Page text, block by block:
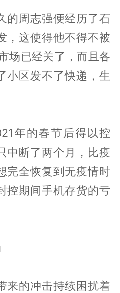
的周志强便经历了石
，这使得他不得不被
场已经关了，而且各
小区发不了快递，生
年的春节后得以控
中断了两个月，比疫
完全恢复到无疫情时
控期间手机存货的亏
来的冲击持续困扰着